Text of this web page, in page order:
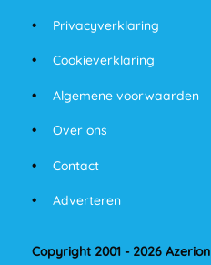
Privacyverklaring
Cookieverklaring
Algemene voorwaarden
Over ons
Contact
Adverteren
Copyright 2001 - 2026 Azerion